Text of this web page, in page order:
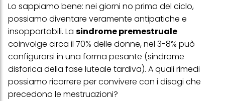
Lo sappiamo bene: nei giorni no prima del ciclo,
possiamo diventare veramente antipatiche e
insopportabili. La sindrome premestruale
coinvolge circa il 70% delle donne, nel 3-8% può
configurarsi in una forma pesante (sindrome
disforica della fase luteale tardiva). A quali rimedi
possiamo ricorrere per convivere con i disagi che
precedono le mestruazioni?